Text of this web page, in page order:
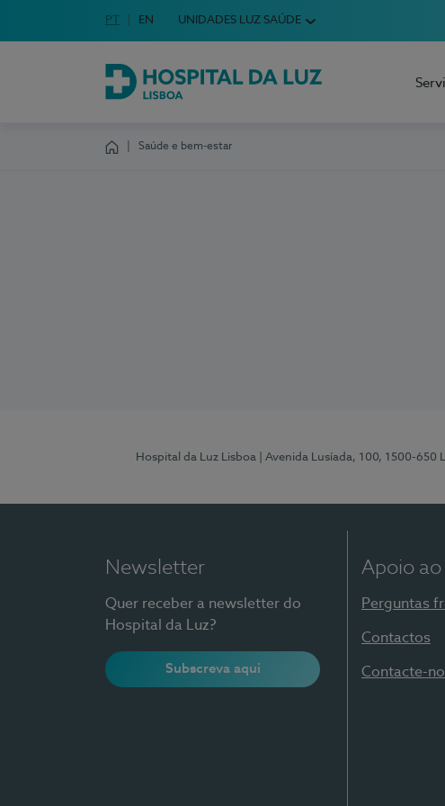
Escolha o seu idioma
Idioma em Português
PT English Language
EN UNIDADES LUZ SAÚDE
Hospital da Luz Lisboa
Saúde e bem-estar
Hospital da Luz Lisboa | Avenida Lusíada, 100, 1500-650
Newsletter
Quer receber a newsletter do
Hospital da Luz?
Subscreva aqui
Apoio
Perguntas
Contactos
Contacte-